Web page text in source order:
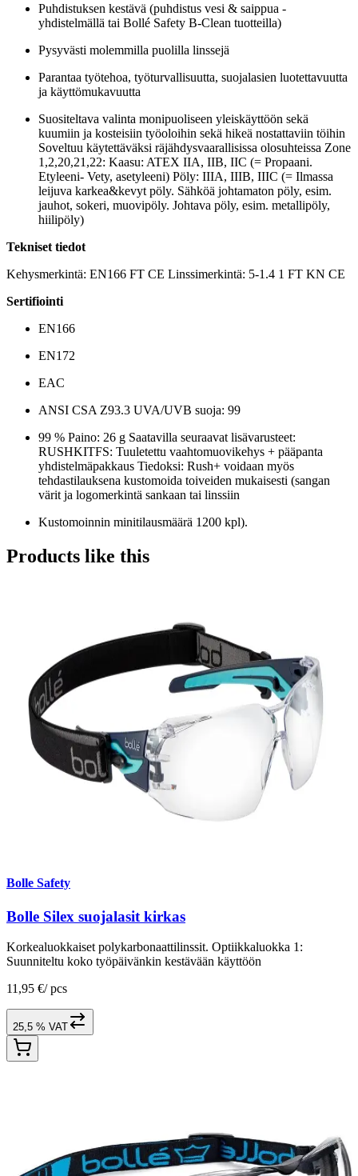
Puhdistuksen kestävä (puhdistus vesi & saippua -
yhdistelmällä tai Bollé Safety B-Clean tuotteilla)
Pysyvästi molemmilla puolilla linssejä
Parantaa työtehoa, työturvallisuutta, suojalasien luotettavuutta
ja käyttömukavuutta
Suositeltava valinta monipuoliseen yleiskäyttöön sekä
kuumiin ja kosteisiin työoloihin sekä hikeä nostattaviin töihin
Soveltuu käytettäväksi räjähdysvaarallisissa olosuhteissa Zone
1,2,20,21,22: Kaasu: ATEX IIA, IIB, IIC (= Propaani.
Etyleeni- Vety, asetyleeni) Pöly: IIIA, IIIB, IIIC (= Ilmassa
leijuva karkea&kevyt pöly. Sähköä johtamaton pöly, esim.
jauhot, sokeri, muovipöly. Johtava pöly, esim. metallipöly,
hiilipöly)
Tekniset tiedot
Kehysmerkintä: EN166 FT CE Linssimerkintä: 5-1.4 1 FT KN CE
Sertifiointi
EN166
EN172
EAC
ANSI CSA Z93.3 UVA/UVB suoja: 99
99 % Paino: 26 g Saatavilla seuraavat lisävarusteet:
RUSHKITFS: Tuuletettu vaahtomuovikehys + pääpanta
yhdistelmäpakkaus Tiedoksi: Rush+ voidaan myös
tehdastilauksena kustomoida toiveiden mukaisesti (sangan
värit ja logomerkintä sankaan tai linssiin
Kustomoinnin minitilausmäärä 1200 kpl).
Products like this
Bolle Safety
Bolle Silex suojalasit kirkas
Korkealuokkaiset polykarbonaattilinssit. Optiikkaluokka 1:
Suunniteltu koko työpäivänkin kestävään käyttöön
11,95 €/ pcs
25,5 % VAT